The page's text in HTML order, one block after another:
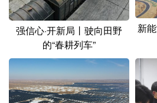
强信心·开新局丨驶向田野
的“春耕列车”
新